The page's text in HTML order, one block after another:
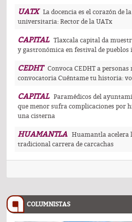
UATX
La docencia es el corazón de
universitaria: Rector de la UATx
CAPITAL
Tlaxcala capital da
y gastronómica en festival de pueblos
CEDHT
Convoca CEDHT a
convocatoria Cuéntame tu historia:
CAPITAL
Paramédicos del
que menor sufra complicaciones por
una cisterna
HUAMANTLA
Huamantla acelera
tradicional carrera de carcachas
COLUMNISTAS